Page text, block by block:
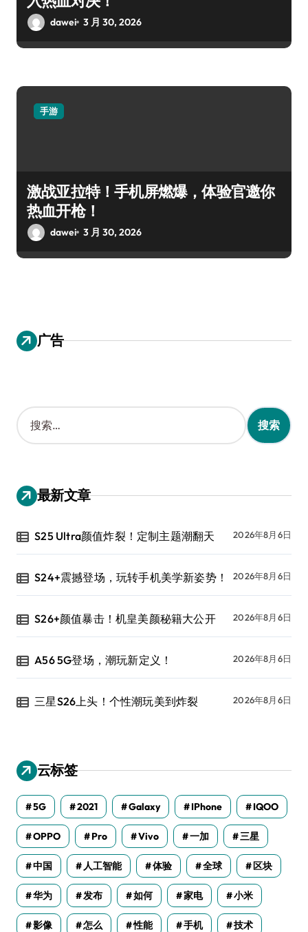
dawei 3 月 30, 2026
手游
激战亚拉特！手机屏燃爆，体验官邀你
热血开枪！
dawei 3 月 30, 2026
广告
搜
索
：
最新文章
S25 Ultra颜值炸裂！定制主题潮翻天 2026年8月6日
S24+震撼登场，玩转手机美学新姿势！ 2026年8月6日
S26+颜值暴击！机皇美颜秘籍大公开 2026年8月6日
A56 5G登场，潮玩新定义！ 2026年8月6日
三星S26上头！个性潮玩美到炸裂 2026年8月6日
云标签
5G 2021 Galaxy IPhone IQOO
OPPO Pro Vivo 一加 三星
中国 人工智能 体验 全球 区块
华为 发布 如何 家电 小米
影像 怎么 性能 手机 技术